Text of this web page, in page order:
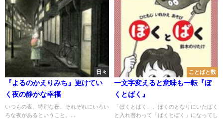
日々
『よるのかえりみち』更けてい
く夜の静かな幸福
いつもの夜、特別な夜、それぞれにいろい
ろな夜があるということ。...
ことばと数
一文字変えると意味も一転『ぼ
くとばく』
「ぼくとばく」、ぼくのとなりにいたばく
と入れ替わって「ばくとぼく」になってし